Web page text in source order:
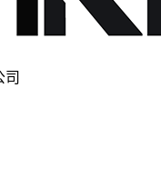
司